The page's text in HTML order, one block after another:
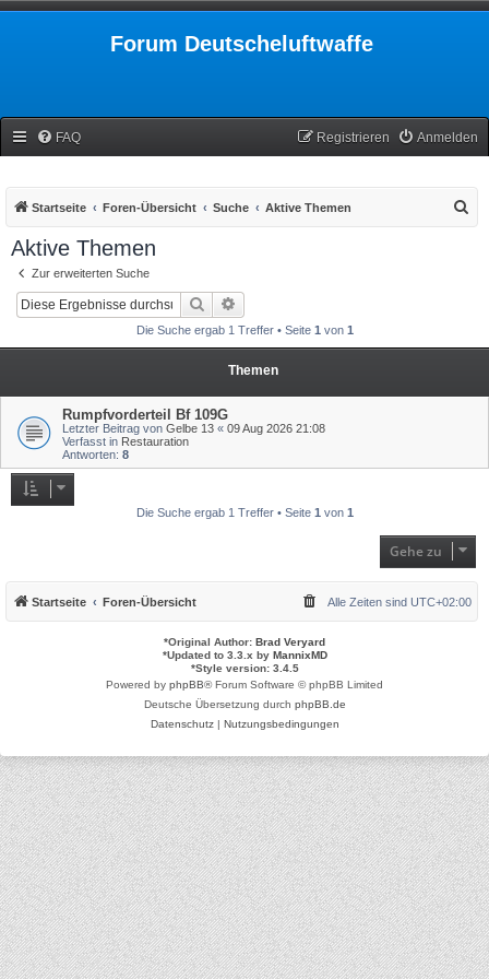
Forum Deutscheluftwaffe
FAQ Anmelden
Registrieren
Startseite Foren-Übersicht Suche Aktive Themen
Aktive Themen
Zur erweiterten Suche
Suche
Die Suche ergab 1 Treffer • Seite 1 von 1
Themen
Rumpfvorderteil Bf 109G
Letzter Beitrag von Gelbe 13 « 09 Aug 2026 21:08
Verfasst in Restauration
Antworten: 8
Die Suche ergab 1 Treffer • Seite 1 von 1
Gehe zu
Startseite Foren-Übersicht Alle Zeiten sind UTC+02:00
*Original Author: Brad Veryard
*Updated to 3.3.x by MannixMD
*Style version: 3.4.5
Powered by phpBB® Forum Software © phpBB Limited
Deutsche Übersetzung durch phpBB.de
Datenschutz| Nutzungsbedingungen